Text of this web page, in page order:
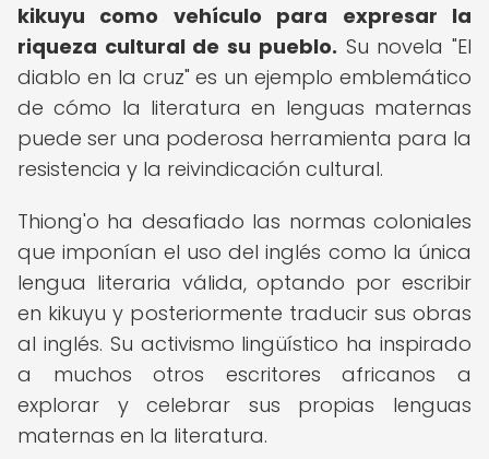
kikuyu como vehículo para expresar la
riqueza cultural de su pueblo. Su novela "El
diablo en la cruz" es un ejemplo emblemático
de cómo la literatura en lenguas maternas
puede ser una poderosa herramienta para la
resistencia y la reivindicación cultural.
Thiong'o ha desafiado las normas coloniales
que imponían el uso del inglés como la única
lengua literaria válida, optando por escribir
en kikuyu y posteriormente traducir sus obras
al inglés. Su activismo lingüístico ha inspirado
a muchos otros escritores africanos a
explorar y celebrar sus propias lenguas
maternas en la literatura.